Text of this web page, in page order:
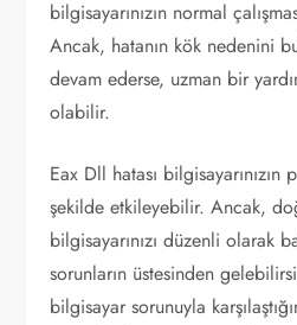
bilgisayarınızın normal
Ancak, hatanın kök nedenini
devam ederse, uzman bir
olabilir.
Eax Dll hatası bilgisayarınızın
şekilde etkileyebilir. Ancak,
bilgisayarınızı düzenli olarak
sorunların üstesinden
bilgisayar sorunuyla